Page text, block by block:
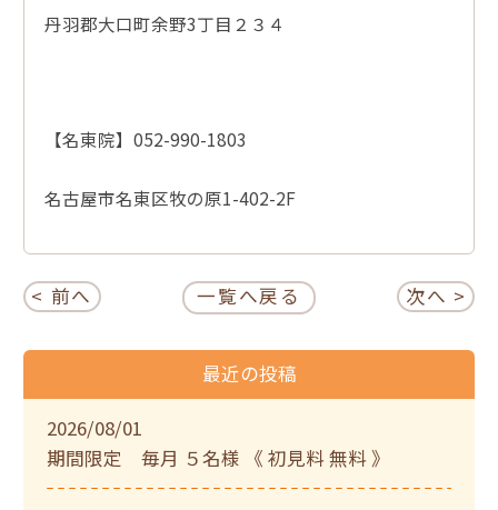
丹羽郡大口町余野3丁目２３４
【名東院】052-990-1803
名古屋市名東区牧の原1-402-2F
< 前へ 一覧へ戻る 次へ >
最近の投稿
2026/08/01
期間限定 毎月 ５名様 《 初見料 無料 》